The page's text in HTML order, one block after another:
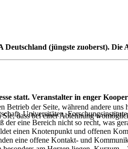
(jüngste zuoberst).
statt. Veranstalter in enger
Universitäten,
eine Bereich nicht so recht, was
einen Knotenpunkt und offenen
eine offene Kontakt- und
der Seite, während andere
dass bei einer Ablehnung